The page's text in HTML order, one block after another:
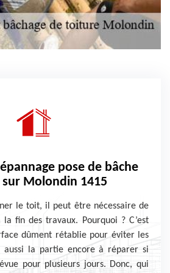
pose de bâche
Molondin 1415
le toit, il peut être nécessaire de
fin des travaux. Pourquoi ? C’est
dûment rétablie pour éviter les
aussi la partie encore à réparer si
pour plusieurs jours. Donc, qui